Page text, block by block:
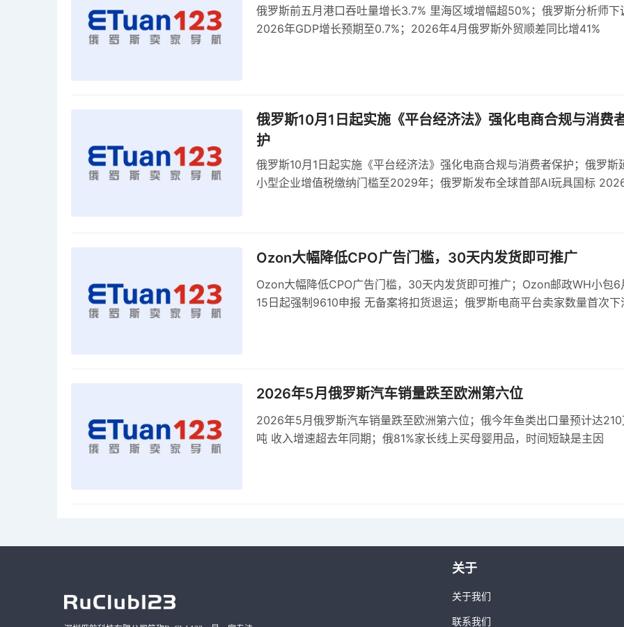
俄罗斯前五月港口吞吐量增长3.7% 里海区域增幅超50%；俄罗斯分析师下
2026年GDP增长预期至0.7%；2026年4月俄罗斯外贸顺差同比增41%
俄罗斯10月1日起实施《平台经济法》强化电商合规与消费
护
俄罗斯10月1日起实施《平台经济法》强化电商合规与消费者保护；俄罗斯
小型企业增值税缴纳门槛至2029年；俄罗斯发布全球首部AI玩具国标
Ozon大幅降低CPO广告门槛，30天内发货即可推广
Ozon大幅降低CPO广告门槛，30天内发货即可推广；Ozon邮政WH小包6
15日起强制9610申报 无备案将扣货退运；俄罗斯电商平台卖家数量首次下
2026年5月俄罗斯汽车销量跌至欧洲第六位
2026年5月俄罗斯汽车销量跌至欧洲第六位；俄今年鱼类出口量预计达210
吨 收入增速超去年同期；俄81%家长线上买母婴用品，时间短缺是主因
关于
关于我们
联系我们